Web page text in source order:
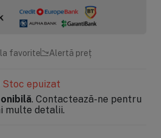
favorite Alertă preț
Stoc epuizat
. Contactează-ne pentru
multe detalii.